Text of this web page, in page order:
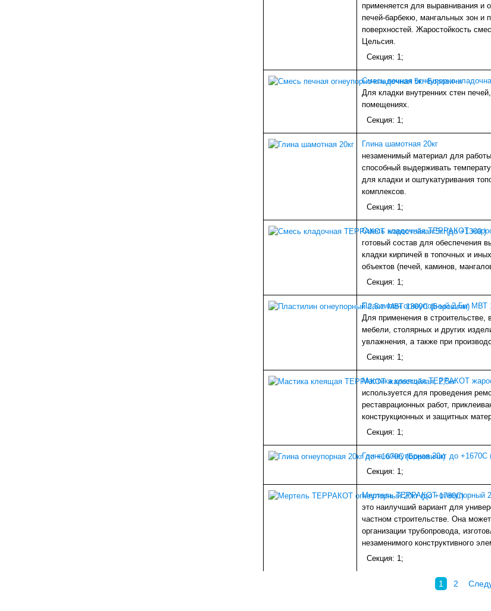
применяется для выравнивания и
печей-барбекю, мангальных зон и
поверхностей. Жаростойкость
Цельсия.
Секция: 1;
Смесь печная огнеупорно-
Для кладки внутренних стен
помещениях.
Секция: 1;
Глина шамотная 20кг
незаменимый материал для
способный выдерживать
для кладки и оштукатуривания
комплексов.
Секция: 1;
Смесь кладочная ТЕРРАКОТ
готовый состав для обеспечения
кладки кирпичей в топочных и
объектов (печей, каминов,
Секция: 1;
Пластилин огнеупорный 2,5кг МВТ
Для применения в строительстве,
мебели, столярных и других
увлажнения, а также при
Секция: 1;
Мастика клеящая ТЕРРАКОТ
используется для проведения
реставрационных работ,
конструкционных и защитных
Секция: 1;
Глина огнеупорная 20кг до +1670С
Секция: 1;
Мертель ТЕРРАКОТ огнеупорный
это наилучший вариант для
частном строительстве. Она
организации трубопровода,
незаменимого конструктивного
Секция: 1;
1 2